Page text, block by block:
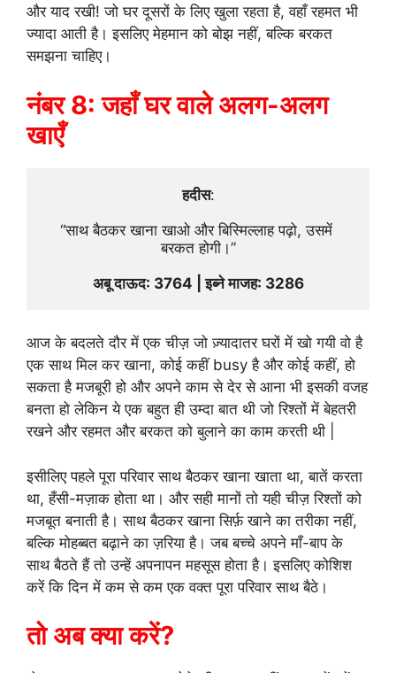
और याद रखी! जो घर दूसरों के लिए खुला रहता है, वहाँ रहमत भी
ज्यादा आती है। इसलिए मेहमान को बोझ नहीं, बल्कि बरकत
समझना चाहिए।
नंबर 8: जहाँ घर वाले अलग-अलग
खाएँ
हदीस:
“साथ बैठकर खाना खाओ और बिस्मिल्लाह पढ़ो, उसमें
बरकत होगी।”
अबू दाऊद: 3764 | इब्ने माजह: 3286
आज के बदलते दौर में एक चीज़ जो ज़्यादातर घरों में खो गयी वो है
एक साथ मिल कर खाना, कोई कहीं busy है और कोई कहीं, हो
सकता है मजबूरी हो और अपने काम से देर से आना भी इसकी वजह
बनता हो लेकिन ये एक बहुत ही उम्दा बात थी जो रिश्तों में बेहतरी
रखने और रहमत और बरकत को बुलाने का काम करती थी |
इसीलिए पहले पूरा परिवार साथ बैठकर खाना खाता था, बातें करता
था, हँसी-मज़ाक होता था। और सही मानों तो यही चीज़ रिश्तों को
मजबूत बनाती है। साथ बैठकर खाना सिर्फ़ खाने का तरीका नहीं,
बल्कि मोहब्बत बढ़ाने का ज़रिया है। जब बच्चे अपने माँ-बाप के
साथ बैठते हैं तो उन्हें अपनापन महसूस होता है। इसलिए कोशिश
करें कि दिन में कम से कम एक वक्त पूरा परिवार साथ बैठे।
तो अब क्या करें?